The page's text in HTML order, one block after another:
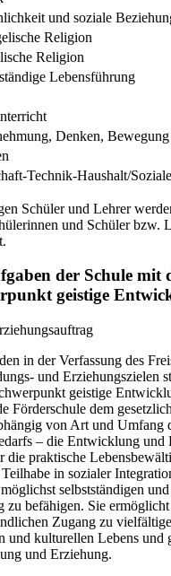
und soziale
Religion
Religion
Lebensführung
Denken,
Technik-Haushalt/
Schüler und Lehrer
und Schüler bzw.
der Schule mit
geistige
in der Verfassung des
und Erziehungszielen
geistige
Förderschule dem
von Art und Umfang
– die Entwicklung und
die praktische
in sozialer
selbstständigen
zu befähigen. Sie
Zugang zu
und kulturellen Lebens und
und Erziehung.